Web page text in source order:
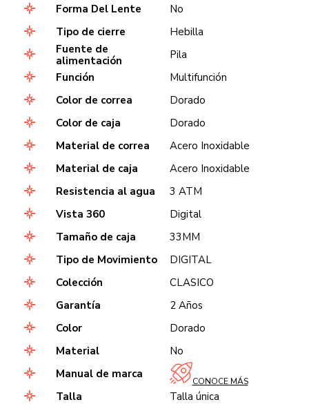
Forma Del Lente
No
Tipo de cierre
Hebilla
Fuente de
alimentación
Pila
Función
Multifunción
Color de correa
Dorado
Color de caja
Dorado
Material de correa
Acero Inoxidable
Material de caja
Acero Inoxidable
Resistencia al agua
3 ATM
Vista 360
Digital
Tamaño de caja
33MM
Tipo de Movimiento
DIGITAL
Colección
CLASICO
Garantía
2 Años
Color
Dorado
Material
No
Manual de marca
CONOCE MÁS
Talla Talla única